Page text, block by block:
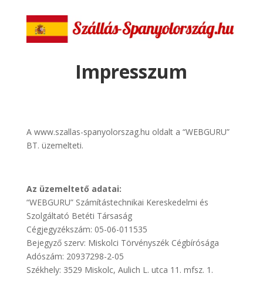
Impresszum
A www.szallas-spanyolorszag.hu oldalt a “WEBGURU”
BT. üzemelteti.
Az üzemeltető adatai:
“WEBGURU” Számítástechnikai Kereskedelmi és
Szolgáltató Betéti Társaság
Cégjegyzékszám: 05-06-011535
Bejegyző szerv: Miskolci Törvényszék Cégbírósága
Adószám: 20937298-2-05
Székhely: 3529 Miskolc, Aulich L. utca 11. mfsz. 1.